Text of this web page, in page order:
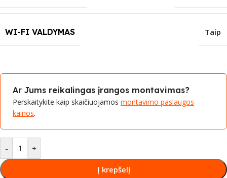
WI-FI VALDYMAS Taip
Ar Jums reikalingas įrangos montavimas?
Perskaitykite kaip skaičiuojamos montavimo paslaugos
kainos.
- +
Į krepšelį